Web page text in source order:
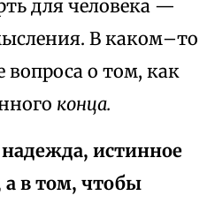
для человека —
В каком–то
о том, как
конца.
истинное
а в том, чтобы